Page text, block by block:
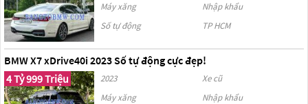
Máy xăng
Nhập khẩu
Số tự động
TP HCM
BMW X7 xDrive40i 2023 Số tự động cực đẹp!
4 Tỷ 999 Triệu
2023
Xe cũ
Máy xăng
Nhập khẩu